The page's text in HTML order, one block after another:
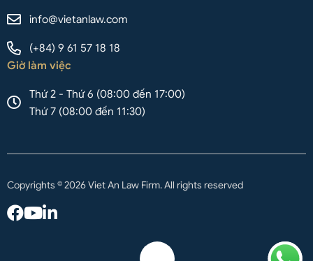
info@vietanlaw.com
(+84) 9 61 57 18 18
Giờ làm việc
Thứ 2 - Thứ 6 (08:00 đến 17:00)
Thứ 7 (08:00 đến 11:30)
Copyrights © 2026 Viet An Law Firm. All rights reserved